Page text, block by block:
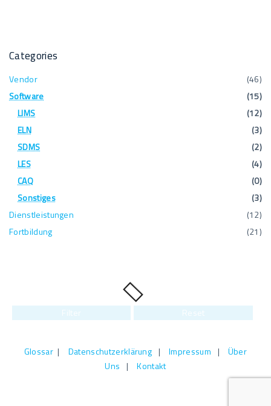
Categories
(46)
Vendor
(15)
Software
(12)
LIMS
(3)
ELN
(2)
SDMS
(4)
LES
(0)
CAQ
(3)
Sonstiges
(12)
Dienstleistungen
(21)
Fortbildung
Filter Reset
Glossar | Datenschutzerklärung |Impressum | Über
Uns |Kontakt